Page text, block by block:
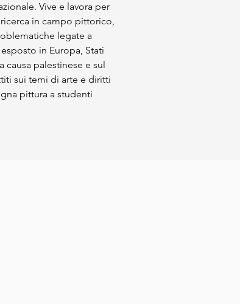
Vive e lavora per
in campo pittorico,
legate a
in Europa, Stati
causa palestinese e sul
sui temi di arte e diritti
pittura a studenti